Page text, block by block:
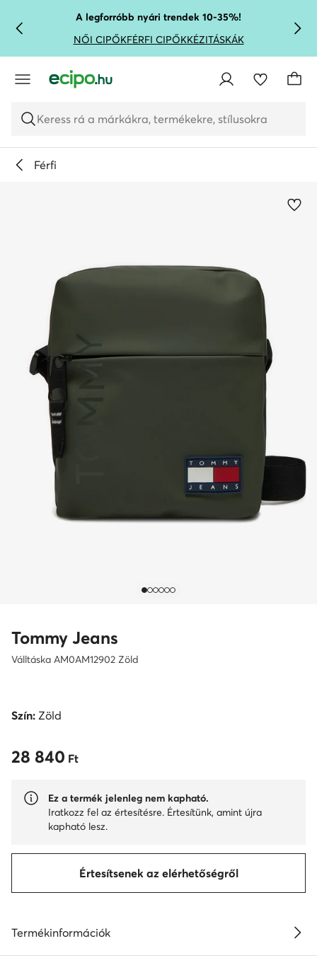
UGRÁS A FŐ TARTALOMRA
UGRÁS A KERESÉSHEZA legforróbb nyári trendek 10-35%!
NŐI CIPŐKFÉRFI CIPŐKKÉZITÁSKÁK
Keress rá a márkákra, termékekre, stílusokra
Férfi
Tommy Jeans
Válltáska AM0AM12902 Zöld
Szín: Zöld
28 840 Ft
28 840 Ft
Ez a termék jelenleg nem kapható.
Iratkozz fel az értesítésre. Értesítünk, amint újra
kapható lesz.
Értesítsenek az elérhetőségről
Termékinformációk